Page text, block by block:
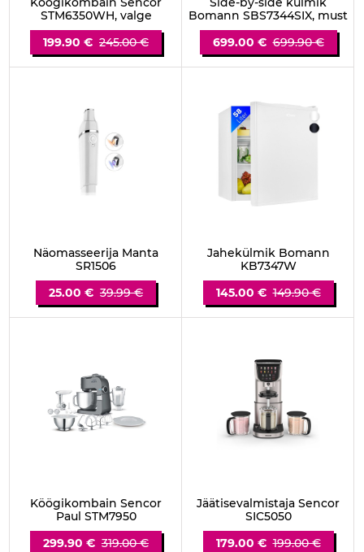
STM6350WH, valge
199.90 € 245.00 €
Bomann SBS7344SIX, must
699.00 € 699.90 €
Näomasseerija Manta
SR1506
25.00 € 39.99 €
Jahekülmik Bomann
KB7347W
145.00 € 149.90 €
Köögikombain Sencor
Paul STM7950
299.90 € 319.00 €
Jäätisevalmistaja Sencor
SIC5050
179.00 € 199.00 €